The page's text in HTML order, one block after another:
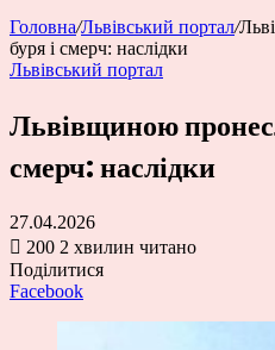
Головна/Львівський портал/
буря і смерч: наслідки
Львівський портал
Львівщиною
смерч: наслідки
27.04.2026
200 2 хвилин читано
Поділитися
Facebook